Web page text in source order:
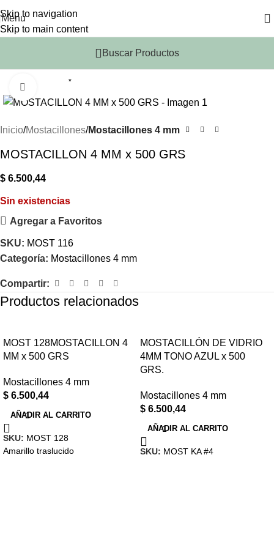
Skip to navigation
Skip to main content
Menu
Buscar Productos
*
Inicio Mostacillones Mostacillones 4 mm
MOSTACILLON 4 MM x 500 GRS
$ 6.500,44
Sin existencias
Agregar a Favoritos
SKU: MOST 116
Categoría: Mostacillones 4 mm
Compartir:
Productos relacionados
MOST 128MOSTACILLON 4
MM x 500 GRS
Mostacillones 4 mm
$ 6.500,44
AÑADIR AL CARRITO
SKU: MOST 128
Amarillo traslucido
MOSTACILLÓN DE VIDRIO
4MM TONO AZUL x 500
GRS.
Mostacillones 4 mm
$ 6.500,44
AÑADIR AL CARRITO
SKU: MOST KA #4